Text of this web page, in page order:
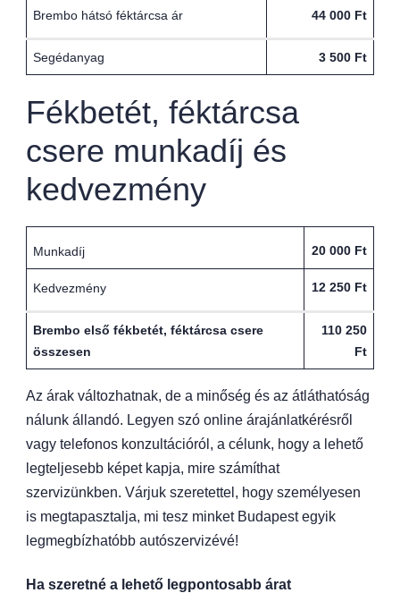
Brembo hátsó féktárcsa ár 44 000 Ft
Segédanyag 3 500 Ft
Fékbetét, féktárcsa
csere munkadíj és
kedvezmény
Munkadíj 20 000 Ft
Kedvezmény 12 250 Ft
Brembo első fékbetét, féktárcsa csere
összesen
110 250
Ft
Az árak változhatnak, de a minőség és az átláthatóság
nálunk állandó. Legyen szó online árajánlatkérésről
vagy telefonos konzultációról, a célunk, hogy a lehető
legteljesebb képet kapja, mire számíthat
szervizünkben. Várjuk szeretettel, hogy személyesen
is megtapasztalja, mi tesz minket Budapest egyik
legmegbízhatóbb autószervizévé!
Ha szeretné a lehető legpontosabb árat